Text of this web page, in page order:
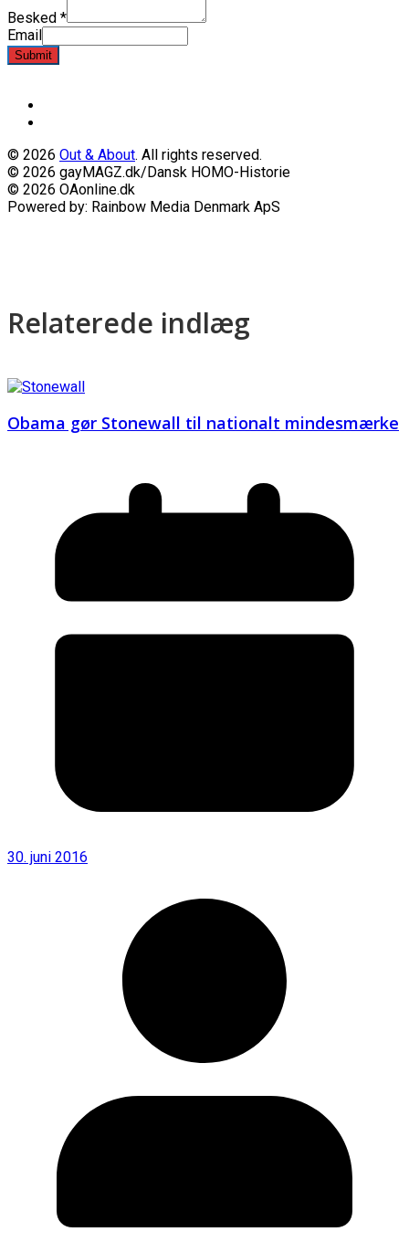
Besked *
Email
Submit
© 2026 Out & About. All rights reserved.
© 2026 gayMAGZ.dk/Dansk HOMO-Historie
© 2026 OAonline.dk
Powered by: Rainbow Media Denmark ApS
Relaterede indlæg
Obama gør Stonewall til nationalt mindesmærke
30. juni 2016